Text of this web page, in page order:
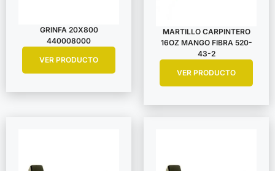
GRINFA 20X800
440008000
VER PRODUCTO
MARTILLO CARPINTERO
16OZ MANGO FIBRA 520-
43-2
VER PRODUCTO